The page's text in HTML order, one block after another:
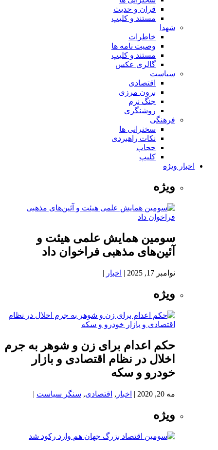
قران و حدیث
مستند و کلیپ
شهدا
خاطرات
وصیت نامه ها
مستند و کلیپ
گالری عکس
سیاست
اقتصادی
برون مرزی
جنگ نرم
روشنگری
فرهنگی
سخنرانی ها
نکات راهبردی
حجاب
کلیپ
اخبار ویژه
ویژه
سومین همایش علمی هیئت و
آئین‌های مذهبی فراخوان داد
نوامبر 17, 2025 | اخبار |
ویژه
حکم اعدام برای زن و شوهر به جرم
اخلال در نظام اقتصادی و بازار
خودرو و سکه
مه 20, 2020 | اخبار , اقتصادی, سنگر سیاست |
ویژه